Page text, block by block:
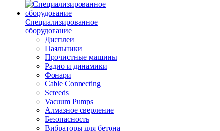
Специализированное
оборудование
Дисплеи
Паяльники
Прочистные машины
Радио и динамики
Фонари
Cable Connecting
Screeds
Vacuum Pumps
Алмазное сверление
Безопасность
Вибраторы для бетона